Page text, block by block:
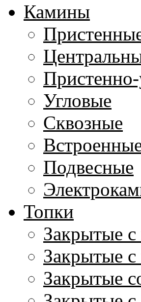
Камины
Угловые
Сквозные
Подвесные
Топки
Закрытые
Закрытые
Закрытые